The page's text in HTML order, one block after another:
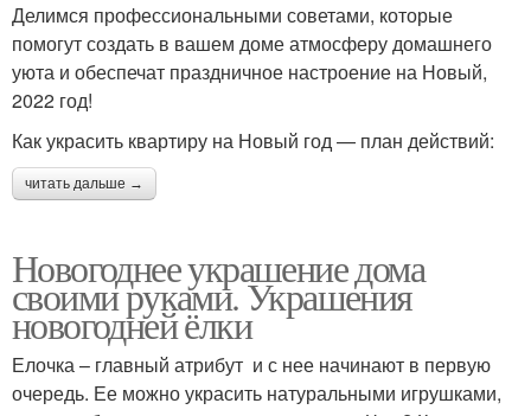
Делимся профессиональными советами, которые
помогут создать в вашем доме атмосферу домашнего
уюта и обеспечат праздничное настроение на Новый,
2022 год!
Как украсить квартиру на Новый год — план действий:
читать дальше →
Новогоднее украшение дома
своими руками. Украшения
новогодней ёлки
Елочка – главный атрибут и с нее начинают в первую
очередь. Ее можно украсить натуральными игрушками,